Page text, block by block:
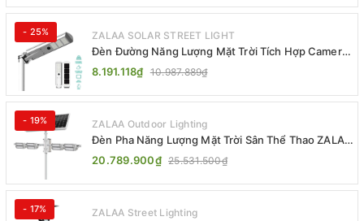
- 25% ZALAA SOLAR STREET LIGHT
Đèn Đường Năng Lượng Mặt Trời Tích Hợp Camera
ZALAA ZL-BJ04-CCTV (80W, IP65)
8.191.118₫ 10.987.889₫
- 19% ZALAA Outdoor Lighting
Đèn Pha Năng Lượng Mặt Trời Sân Thể Thao ZALAA
Jsc Chống Nước IP65 Cao Cấp
20.789.900₫ 25.531.500₫
- 17% ZALAA Street Lighting